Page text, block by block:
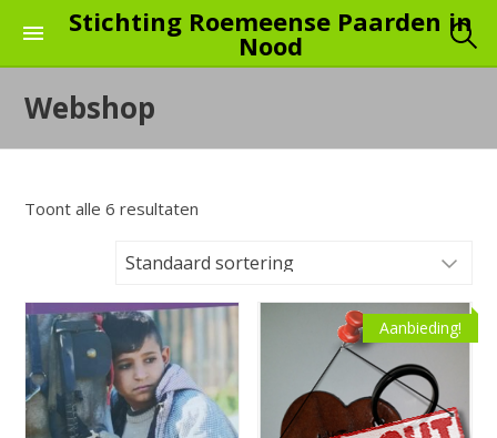
the
content
Stichting Roemeense Paarden in
Nood
Webshop
Toont alle 6 resultaten
Aanbieding!